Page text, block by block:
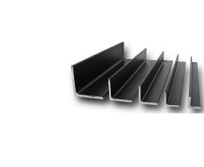
Купить в 1 клик
В избранное
Под